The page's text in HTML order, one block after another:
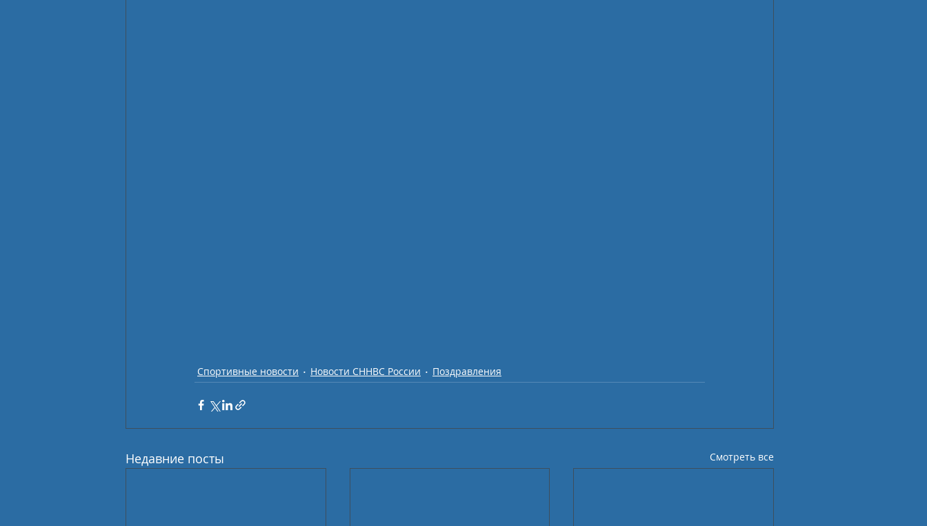
Спортивные новости Новости СННВС России Поздравления
Недавние посты Смотреть все